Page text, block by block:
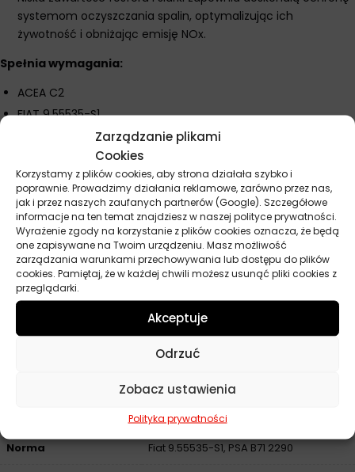
Zarządzanie plikami
Cookies
Korzystamy z plików cookies, aby strona działała szybko i
poprawnie. Prowadzimy działania reklamowe, zarówno przez nas,
jak i przez naszych zaufanych partnerów (Google). Szczegółowe
informacje na ten temat znajdziesz w naszej polityce prywatności.
Wyrażenie zgody na korzystanie z plików cookies oznacza, że będą
one zapisywane na Twoim urządzeniu. Masz możliwość
zarządzania warunkami przechowywania lub dostępu do plików
cookies. Pamiętaj, że w każdej chwili możesz usunąć pliki cookies z
przeglądarki.
Akceptuje
Odrzuć
Zobacz ustawienia
Polityka prywatności
systemom oczyszczania spalin, optymalizując ich
żywotność i obniżając emisję NOx.
Spełnia wymagania:
ACEA C2
FIAT 9.55535-S1
IVECO 18-1811 SC1
Odpowiedni dla: TOYOTA
Parametry techniczne
Producent
Syntetyczny
5W-30
Samochody osobowe
C2
Norma Fiat 9.55535-S1, PSA B71 2290